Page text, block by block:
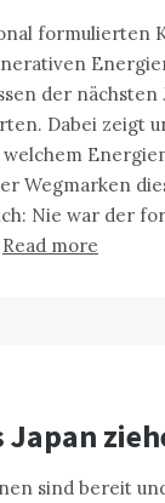
formulierten
der nächsten
Dabei zeigt
Wegmarken
Nie war der
Read more
Japan
sind bereit